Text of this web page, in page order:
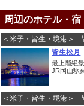
周辺のホテル・宿
＜米子・皆生・境港＞
皆生松月
最上階絶
JR岡山駅
＜米子・皆生・境港＞